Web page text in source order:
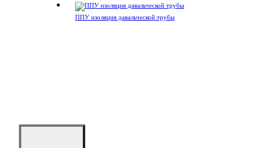
ППУ изоляция давальческой трубы